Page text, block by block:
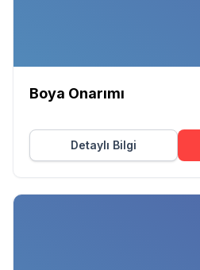
Boya Onarımı
Detaylı Bilgi